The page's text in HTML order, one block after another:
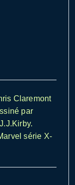
Claremont
par
série X-